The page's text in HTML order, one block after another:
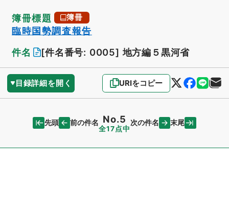
簿冊標題 簿冊
臨時国勢調査報告
件名
[件名番号: 0005] 地方編５黒河省
目録詳細を開く URIをコピー
先頭 前の件名 No.5
全17点中
次の件名 末尾